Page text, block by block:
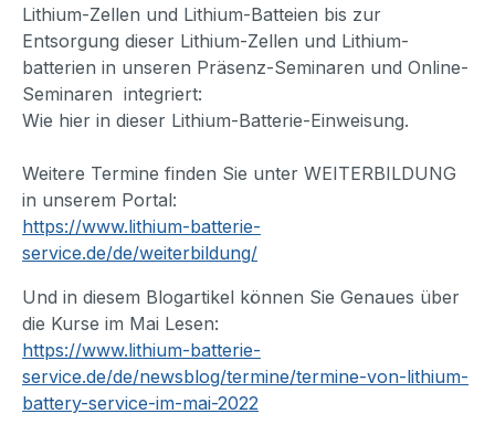
Lithium-Zellen und Lithium-Batteien bis zur
Entsorgung dieser Lithium-Zellen und Lithium-
batterien in unseren Präsenz-Seminaren und Online-
Seminaren integriert:
Wie hier in dieser Lithium-Batterie-Einweisung.
Weitere Termine finden Sie unter WEITERBILDUNG
in unserem Portal:
https://www.lithium-batterie-
service.de/de/weiterbildung/
Und in diesem Blogartikel können Sie Genaues über
die Kurse im Mai Lesen:
https://www.lithium-batterie-
service.de/de/newsblog/termine/termine-von-lithium-
battery-service-im-mai-2022